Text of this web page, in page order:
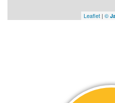
Leaflet | ©